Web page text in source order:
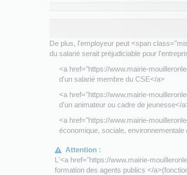
De plus, l'employeur peut <span
du salarié serait préjudiciable pour
<a href="https://www.mairie-
d'un salarié membre du CSE</a>
<a href="https://www.mairie-
d'un animateur ou cadre de jeunesse</
<a href="https://www.mairie-
économique, sociale, environnementale
Attention :
L'<a href="https://www.mairie-
formation des agents publics </